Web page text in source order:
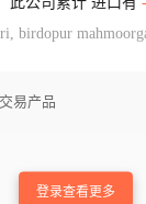
birdopur
易产品
登录查看更多